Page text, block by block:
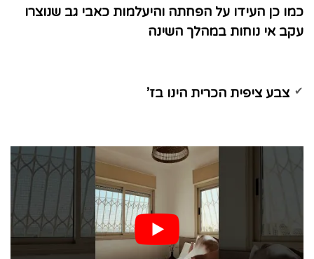
כמו כן העידו על הפחתה והיעלמות כאבי גב שנוצרו
עקב אי נוחות במהלך השינה
צבע ציפית הכרית הינו בז’